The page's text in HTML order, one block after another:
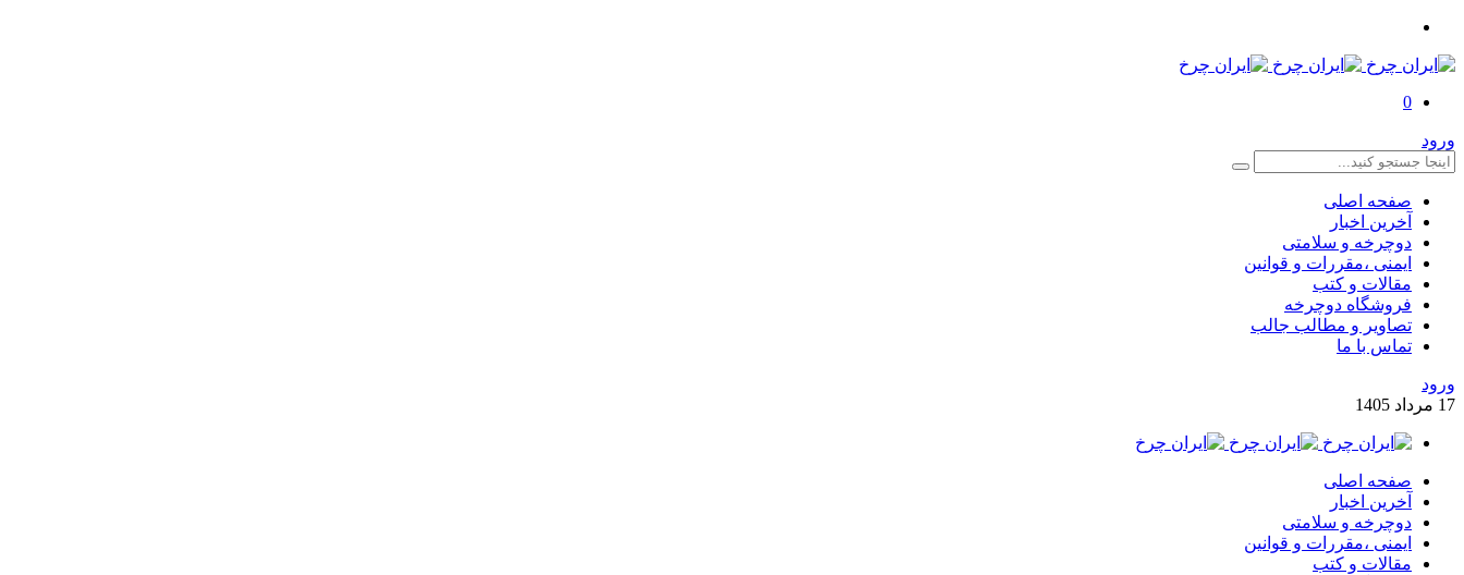
0
ورود
صفحه اصلی
آخرین اخبار
دوچرخه و سلامتی
ایمنی ،مقررات و قوانین
مقالات و کتب
فروشگاه دوچرخه
تصاویر و مطالب جالب
تماس با ما
ورود
17 مرداد 1405
صفحه اصلی
آخرین اخبار
دوچرخه و سلامتی
ایمنی ،مقررات و قوانین
مقالات و کتب